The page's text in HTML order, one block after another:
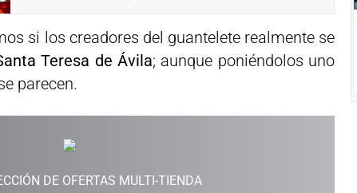
si los creadores del guantelete realmente se
Teresa de Ávila; aunque poniéndolos uno
parecen.
DE OFERTAS MULTI-TIENDA